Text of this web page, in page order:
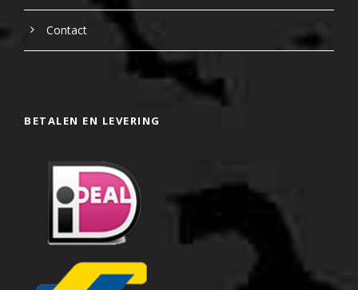
Contact
BETALEN EN LEVERING